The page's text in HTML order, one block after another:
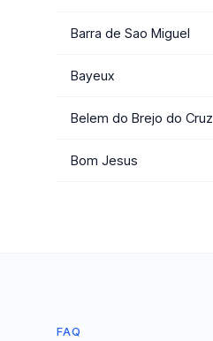
Barra de Sao Miguel
Bayeux
Belem do Brejo do Cruz
Bom Jesus
FAQ